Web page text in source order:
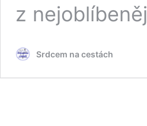
z
Srdcem na cestách